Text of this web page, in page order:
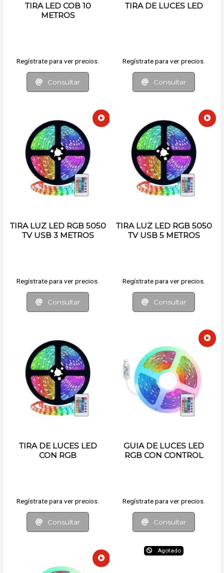
TIRA LED COB 10
METROS
Regístrate para ver precios.
Consultar
TIRA DE LUCES LED
Regístrate para ver precios.
Consultar
TIRA LUZ LED RGB 5050
TV USB 3 METROS
Regístrate para ver precios.
Consultar
TIRA LUZ LED RGB 5050
TV USB 5 METROS
Regístrate para ver precios.
Consultar
TIRA DE LUCES LED
CON RGB
Regístrate para ver precios.
Consultar
GUIA DE LUCES LED
RGB CON CONTROL
Regístrate para ver precios.
Consultar
Agotado